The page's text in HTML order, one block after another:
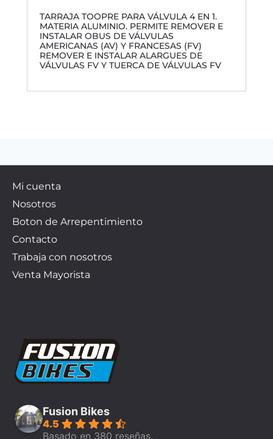
TARRAJA TOOPRE PARA VÁLVULA 4 EN 1.
MATERIA ALUMINIO. PERMITE REMOVER E
INSTALAR OBUS DE VÁLVULAS
AMERICANAS (AV) Y FRANCESAS (FV)
REMOVER E INSTALAR ALARGUES DE
VÁLVULAS FV Y TUERCA DE VÁLVULAS FV
Mi cuenta
Nosotros
Boton de Arrepentimiento
Contacto
Trabaja con nosotros
Venta Mayorista
Fusion Bikes
4.5
Basado en 380 reseñas.